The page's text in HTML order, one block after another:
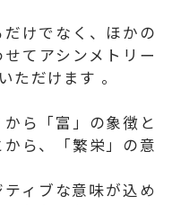
けでなく、ほかの
てアシンメトリー
ただけます 。
ら「富」の象徴と
ら、「繁栄」の意
ィブな意味が込め